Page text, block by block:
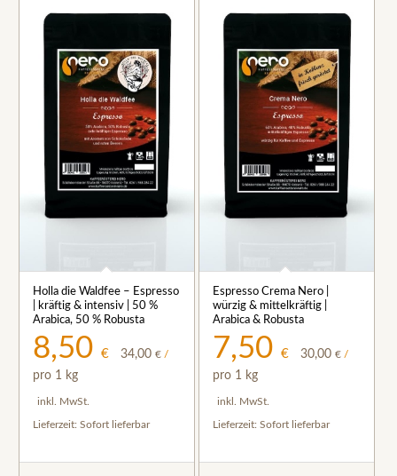
Holla die Waldfee – Espresso
| kräftig & intensiv | 50 %
Arabica, 50 % Robusta
8,50€ 34,00€ /
pro 1 kg
inkl. MwSt.
Lieferzeit:Sofort lieferbar
Espresso Crema Nero |
würzig & mittelkräftig |
Arabica & Robusta
7,50 € 30,00 €/
pro 1 kg
inkl. MwSt.
Lieferzeit: Sofort lieferbar